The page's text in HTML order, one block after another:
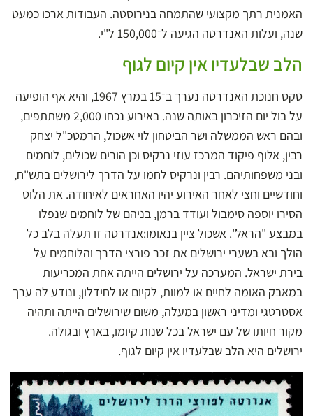
האמנית רתך מקצועי שהתמחה בנירוסטה. העבודות ארכו כמעט
שנה, ועלות האנדרטה הגיעה ל־150,000 ל"י.
הלב שבלעדיו אין קיום לגוף
טקס חנוכת האנדרטה נערך ב־15 במרץ 1967, והיא אף הופיעה
על בול יום הזיכרון באותה שנה. באירוע נכחו 2,000 משתתפים,
ובהם ראש הממשלה ושר הביטחון לוי אשכול, הרמטכ"ל יצחק
רבין, אלוף פיקוד המרכז עוזי נרקיס וכן הורים שכולים, לוחמים
ובני משפחותיהם. רבין ונרקיס לחמו על הדרך לירושלים בתש"ח,
וחודשיים וחצי לאחר האירוע יהיו האחראים לאיחודה. את הלוט
הסירו יוספה סימבול ועודד ברמן, בניהם של לוחמים שנפלו
במבצע "הראל". אשכול ציין בנאומו:אנדרטה זו תעלה בלב כל
הולך ובא בשערי ירושלים את זכר פורצי הדרך והלוחמים על
בירת ישראל. המערכה על ירושלים הייתה אחת המכריעות
במאבק האומה לחיים או למוות, לקיום או לחידלון, ונודע לה ערך
אסטרטגי ומדיני ראשון במעלה, משום שירושלים הייתה ותהיה
מקור חיותו של עם ישראל בכל שנות קיומו, בארץ ובגולה.
ירושלים היא הלב שבלעדיו אין קיום לגוף.